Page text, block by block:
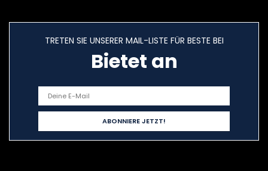
TRETEN SIE UNSERER MAIL-LISTE FÜR BESTE BEI
Bietet an